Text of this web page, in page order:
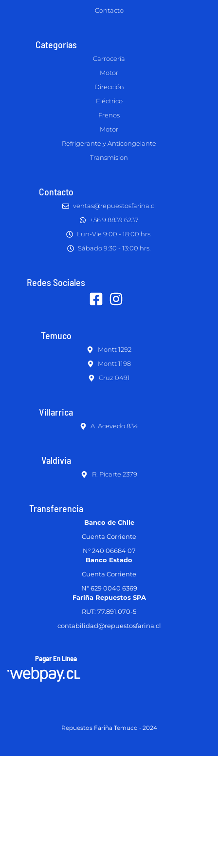
Contacto
Categorías
Carrocería
Motor
Dirección
Eléctrico
Frenos
Motor
Refrigerante y Anticongelante
Transmision
Contacto
ventas@repuestosfarina.cl
+56 9 8839 6237
Lun-Vie 9:00 - 18:00 hrs.
Sábado 9:30 - 13:00 hrs.
Redes Sociales
Temuco
Montt 1292
Montt 1198
Cruz 0491
Villarrica
A. Acevedo 834
Valdivia
R. Picarte 2379
Transferencia
Banco de Chile
Cuenta Corriente
N° 240 06684 07
Banco Estado
Cuenta Corriente
N° 629 0040 6369
Fariña Repuestos SPA
RUT: 77.891.070-5
contabilidad@repuestosfarina.cl
Pagar En Línea
Repuestos Fariña Temuco • 2024